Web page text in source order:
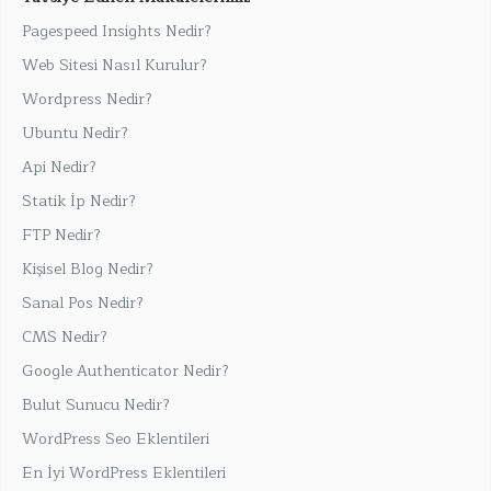
Pagespeed Insights Nedir?
Web Sitesi Nasıl Kurulur?
Wordpress Nedir?
Ubuntu Nedir?
Api Nedir?
Statik İp Nedir?
FTP Nedir?
Kişisel Blog Nedir?
Sanal Pos Nedir?
CMS Nedir?
Google Authenticator Nedir?
Bulut Sunucu Nedir?
WordPress Seo Eklentileri
En İyi WordPress Eklentileri